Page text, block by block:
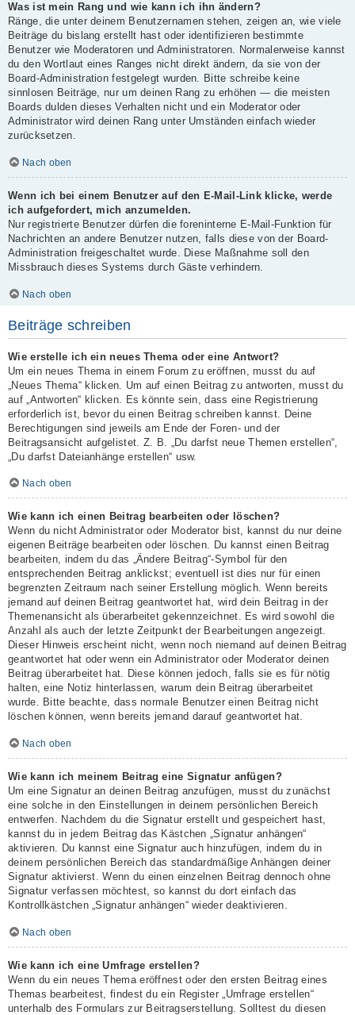
Was ist mein Rang und wie kann ich ihn ändern?
Ränge, die unter deinem Benutzernamen stehen, zeigen an, wie viele
Beiträge du bislang erstellt hast oder identifizieren bestimmte
Benutzer wie Moderatoren und Administratoren. Normalerweise kannst
du den Wortlaut eines Ranges nicht direkt ändern, da sie von der
Board-Administration festgelegt wurden. Bitte schreibe keine
sinnlosen Beiträge, nur um deinen Rang zu erhöhen — die meisten
Boards dulden dieses Verhalten nicht und ein Moderator oder
Administrator wird deinen Rang unter Umständen einfach wieder
zurücksetzen.
Nach oben
Wenn ich bei einem Benutzer auf den E-Mail-Link klicke, werde
ich aufgefordert, mich anzumelden.
Nur registrierte Benutzer dürfen die foreninterne E-Mail-Funktion für
Nachrichten an andere Benutzer nutzen, falls diese von der Board-
Administration freigeschaltet wurde. Diese Maßnahme soll den
Missbrauch dieses Systems durch Gäste verhindern.
Nach oben
Beiträge schreiben
Wie erstelle ich ein neues Thema oder eine Antwort?
Um ein neues Thema in einem Forum zu eröffnen, musst du auf
„Neues Thema“ klicken. Um auf einen Beitrag zu antworten, musst du
auf „Antworten“ klicken. Es könnte sein, dass eine Registrierung
erforderlich ist, bevor du einen Beitrag schreiben kannst. Deine
Berechtigungen sind jeweils am Ende der Foren- und der
Beitragsansicht aufgelistet. Z. B. „Du darfst neue Themen erstellen“,
„Du darfst Dateianhänge erstellen“ usw.
Nach oben
Wie kann ich einen Beitrag bearbeiten oder löschen?
Wenn du nicht Administrator oder Moderator bist, kannst du nur deine
eigenen Beiträge bearbeiten oder löschen. Du kannst einen Beitrag
bearbeiten, indem du das „Ändere Beitrag“-Symbol für den
entsprechenden Beitrag anklickst; eventuell ist dies nur für einen
begrenzten Zeitraum nach seiner Erstellung möglich. Wenn bereits
jemand auf deinen Beitrag geantwortet hat, wird dein Beitrag in der
Themenansicht als überarbeitet gekennzeichnet. Es wird sowohl die
Anzahl als auch der letzte Zeitpunkt der Bearbeitungen angezeigt.
Dieser Hinweis erscheint nicht, wenn noch niemand auf deinen Beitrag
geantwortet hat oder wenn ein Administrator oder Moderator deinen
Beitrag überarbeitet hat. Diese können jedoch, falls sie es für nötig
halten, eine Notiz hinterlassen, warum dein Beitrag überarbeitet
wurde. Bitte beachte, dass normale Benutzer einen Beitrag nicht
löschen können, wenn bereits jemand darauf geantwortet hat.
Nach oben
Wie kann ich meinem Beitrag eine Signatur anfügen?
Um eine Signatur an deinen Beitrag anzufügen, musst du zunächst
eine solche in den Einstellungen in deinem persönlichen Bereich
entwerfen. Nachdem du die Signatur erstellt und gespeichert hast,
kannst du in jedem Beitrag das Kästchen „Signatur anhängen“
aktivieren. Du kannst eine Signatur auch hinzufügen, indem du in
deinem persönlichen Bereich das standardmäßige Anhängen deiner
Signatur aktivierst. Wenn du einen einzelnen Beitrag dennoch ohne
Signatur verfassen möchtest, so kannst du dort einfach das
Kontrollkästchen „Signatur anhängen“ wieder deaktivieren.
Nach oben
Wie kann ich eine Umfrage erstellen?
Wenn du ein neues Thema eröffnest oder den ersten Beitrag eines
Themas bearbeitest, findest du ein Register „Umfrage erstellen“
unterhalb des Formulars zur Beitragserstellung. Solltest du diesen